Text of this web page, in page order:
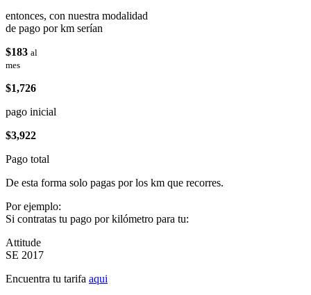
entonces, con nuestra modalidad
de pago por km serían
$183 al
mes
$1,726
pago inicial
$3,922
Pago total
De esta forma solo pagas por los km que recorres.
Por ejemplo:
Si contratas tu pago por kilómetro para tu:
Attitude
SE 2017
Encuentra tu tarifa aqui